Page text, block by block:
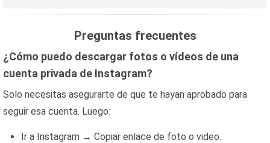
Preguntas frecuentes
¿Cómo puedo descargar fotos o vídeos de una
cuenta privada de Instagram?
Solo necesitas asegurarte de que te hayan aprobado para
seguir esa cuenta. Luego:
Ir a Instagram → Copiar enlace de foto o video.